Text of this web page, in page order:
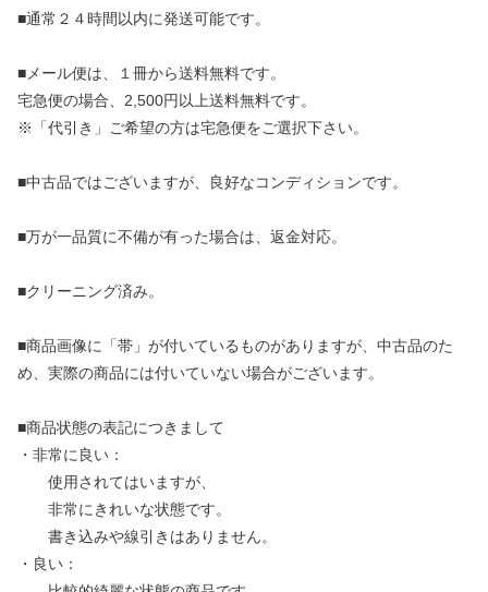
■通常２４時間以内に発送可能です。
■メール便は、１冊から送料無料です。
宅急便の場合、2,500円以上送料無料です。
※「代引き」ご希望の方は宅急便をご選択下さい。
■中古品ではございますが、良好なコンディションです。
■万が一品質に不備が有った場合は、返金対応。
■クリーニング済み。
■商品画像に「帯」が付いているものがありますが、中古品のた
め、実際の商品には付いていない場合がございます。
■商品状態の表記につきまして
・非常に良い：
使用されてはいますが、
非常にきれいな状態です。
書き込みや線引きはありません。
・良い：